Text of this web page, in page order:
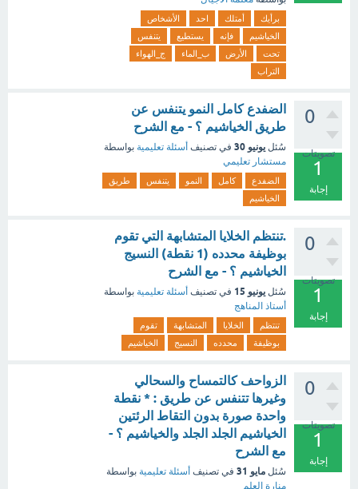
برأيك أمتلك احد
الأشخاص
الخياشيم
فإنه يستطيع
يتنفس
تحت
الأرض ب_الماء
ج_الهواء
التراب
0
تصويتات
1
إجابة
الضفدع كامل النمو يتنفس عن
طريق الخياشيم ؟ - مع الشرح
سُئل يونيو 30 في تصنيف أسئلة تعليمية بواسطة
مستشار تعليمي
الضفدع كامل النمو يتنفس
طريق
الخياشيم
0
تصويتات
1
إجابة
.تنتظم الخلايا المتشابهة التي تقوم
بوظيفة محدده (1 نقطة) النسيج
الخياشيم ؟ - مع الشرح
سُئل يونيو 15 في تصنيف أسئلة تعليمية بواسطة
أستاذ المناهج
تنتظم الخلايا المتشابهة
تقوم
بوظيفة
محدده النسيج الخياشيم
0
تصويتات
1
إجابة
الزواحف كالتمساح والسحالي
وغيرها تتنفس عن طريق : * نقطة
واحدة صورة بدون التقاط الرئتين
الخياشيم الجلد الجلد والخياشيم ؟ -
مع الشرح
سُئل مايو 31 في تصنيف أسئلة تعليمية بواسطة
منارة العلم